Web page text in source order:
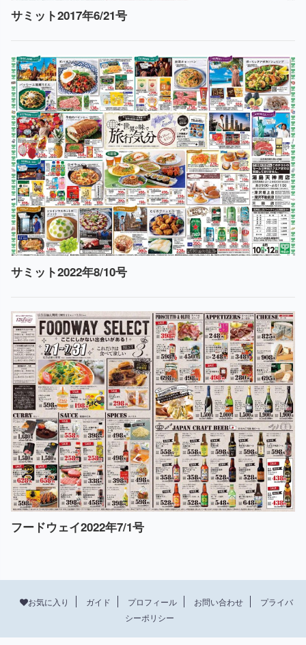
サミット2017年6/21号
サミット2022年8/10号
フードウェイ2022年7/1号
お気に入り ガイド プロフィール お問い合わせ
プライバ
シーポリシー